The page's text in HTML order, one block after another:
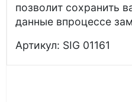
позволит сохранить
данные впроцессе
Артикул: SIG 01161